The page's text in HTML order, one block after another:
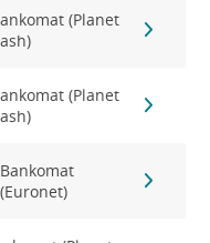
(Planet
(Planet
Bankomat
(Euronet)